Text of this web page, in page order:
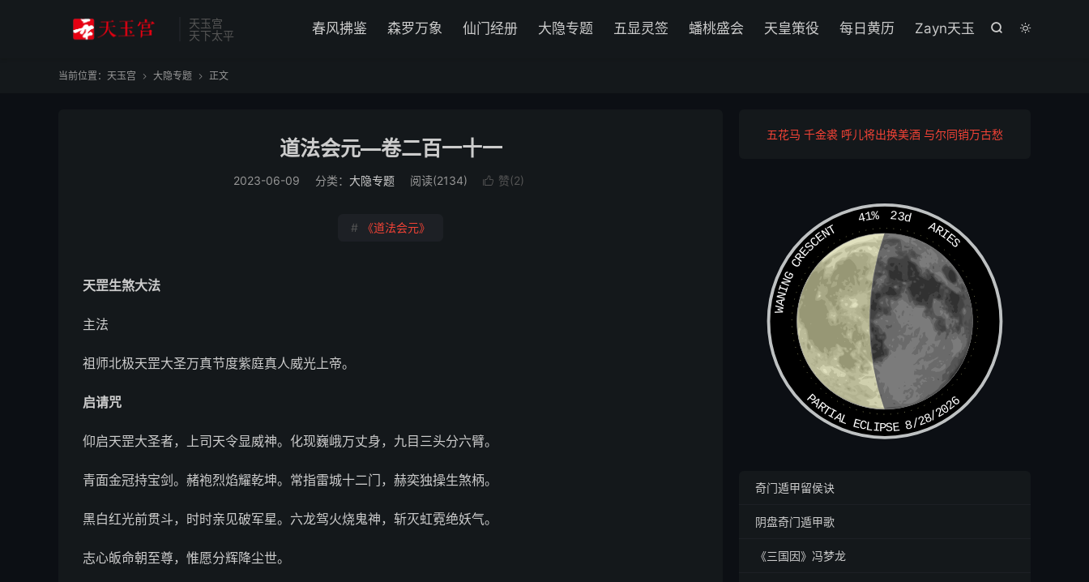
天玉宫
天下太平


春风拂鉴 森罗万象 仙门经册 大隐专题 五显灵签 蟠桃盛会 天皇策役 每日黄历 Zayn天玉
当前位置： 天玉宫  大隐专题  正文
道法会元—卷二百一十一
2023-06-09 分类： 大隐专题 阅读(2134)  赞(2)
# 《道法会元》
天罡生煞大法
主法
祖师北极天罡大圣万真节度紫庭真人威光上帝。
启请咒
仰启天罡大圣者，上司天令显威神。化现巍峨万丈身，九目三头分六臂。
青面金冠持宝剑。赭袍烈焰耀乾坤。常指雷城十二门，赫奕独操生煞柄。
黑白红光前贯斗，时时亲见破军星。六龙驾火烧鬼神，斩灭虹霓绝妖气。
志心皈命朝至尊，惟愿分辉降尘世。
五花马 千金裘 呼儿将出换美酒 与尔同销万古愁
41% 23d
ARIES
WANING CRESCENT
PARTIAL ECLIPSE 8/28/2026
奇门遁甲留侯诀
阴盘奇门遁甲歌
《三国因》冯梦龙